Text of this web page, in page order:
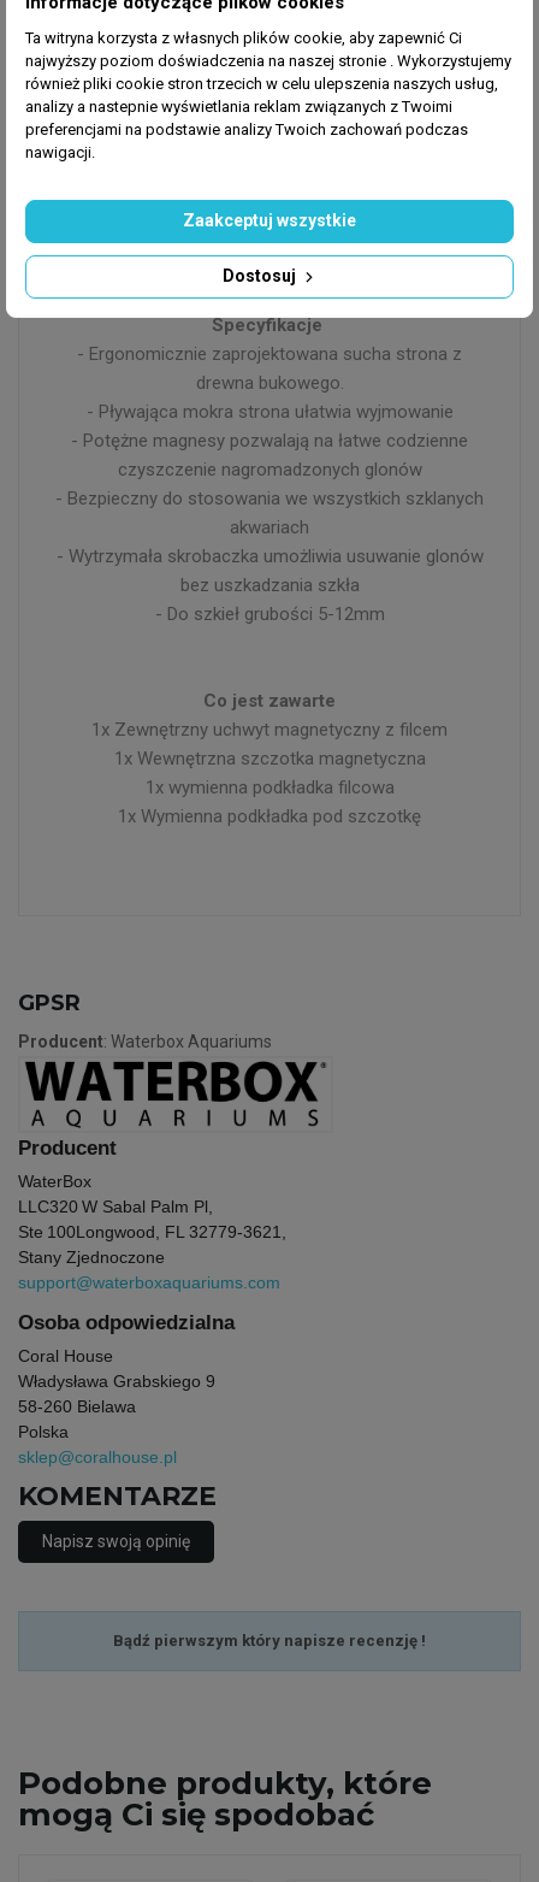
Specyfikacje
- Ergonomicznie zaprojektowana sucha strona z
drewna bukowego.
- Pływająca mokra strona ułatwia wyjmowanie
- Potężne magnesy pozwalają na łatwe codzienne
czyszczenie nagromadzonych glonów
- Bezpieczny do stosowania we wszystkich szklanych
akwariach
- Wytrzymała skrobaczka umożliwia usuwanie glonów
bez uszkadzania szkła
- Do szkieł grubości 5-12mm
Co jest zawarte
1x Zewnętrzny uchwyt magnetyczny z filcem
1x Wewnętrzna szczotka magnetyczna
1x wymienna podkładka filcowa
1x Wymienna podkładka pod szczotkę
GPSR
Producent: Waterbox Aquariums
Producent
WaterBox
LLC320 W Sabal Palm Pl,
Ste 100Longwood, FL 32779‑3621,
Stany Zjednoczone
support@waterboxaquariums.com
Osoba odpowiedzialna
Coral House
Władysława Grabskiego 9
58-260 Bielawa
Polska
sklep@coralhouse.pl
KOMENTARZE
Napisz swoją opinię
Bądź pierwszym który napisze recenzję !
Podobne produkty, które
mogą Ci się spodobać
Ta witryna korzysta z własnych plików cookie, aby zapewnić Ci
najwyższy poziom doświadczenia na naszej stronie . Wykorzystujemy
również pliki cookie stron trzecich w celu ulepszenia naszych usług,
analizy a nastepnie wyświetlania reklam związanych z Twoimi
preferencjami na podstawie analizy Twoich zachowań podczas
nawigacji.
Dostosuj
Zaakceptuj wszystkie